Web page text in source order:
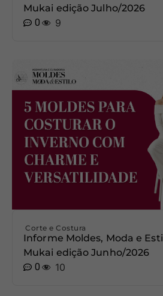
Mukai edição Julho/2026
0
9
Corte e Costura
Informe Moldes, Moda e
Mukai edição Junho/2026
0
10